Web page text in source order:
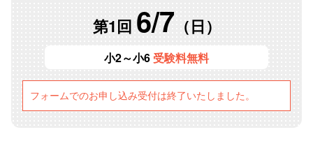
第1回 6/7 （日）
小2～小6 受験料無料
フォームでのお申し込み受付は終了いたしました。